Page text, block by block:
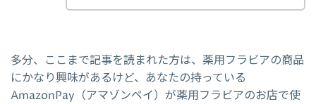
多分、ここまで記事を読まれた方は、薬用フラビアの商品
にかなり興味があるけど、あなたの持っている
AmazonPay（アマゾンペイ）が薬用フラビアのお店で使